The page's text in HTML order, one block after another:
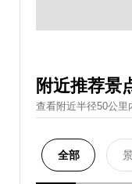
附近推荐景
查看附近半径50公里
全部